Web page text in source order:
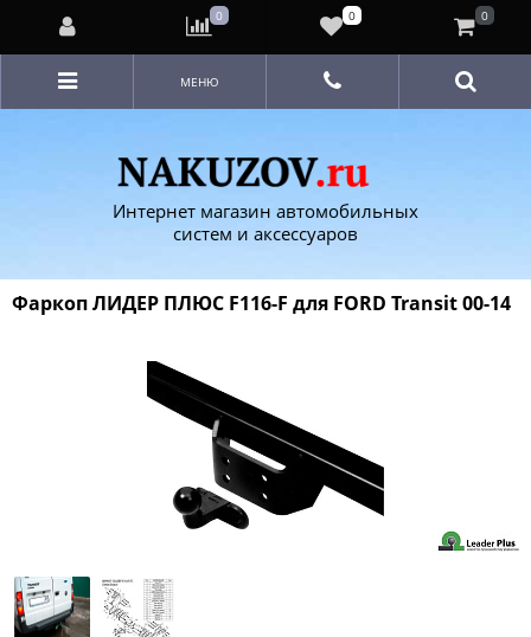
Интернет магазин автомобильных
систем и аксессуаров
МЕНЮ
Фаркоп ЛИДЕР ПЛЮС F116-F для FORD Transit 00-14
0 0 0